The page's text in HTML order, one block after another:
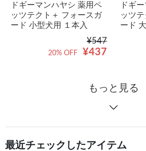
ドギーマンハヤシ 薬用ペ
ッツテクト＋ フォースガ
ード 小型犬用 １本入
¥547
¥437
20% OFF
ドギ
ッツ
ード
もっと見る
最近チェックしたアイテム